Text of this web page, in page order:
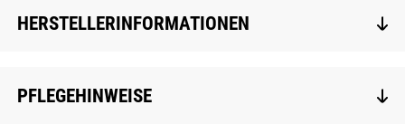
HERSTELLERINFORMATIONEN
PFLEGEHINWEISE